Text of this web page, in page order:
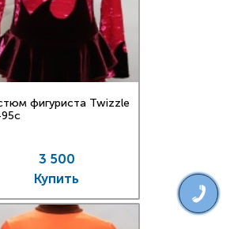
фигуриста Twizzle
3 500
Купить